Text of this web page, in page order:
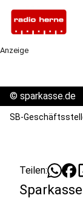
Anzeige
© sparkasse.de
SB-
Teilen: